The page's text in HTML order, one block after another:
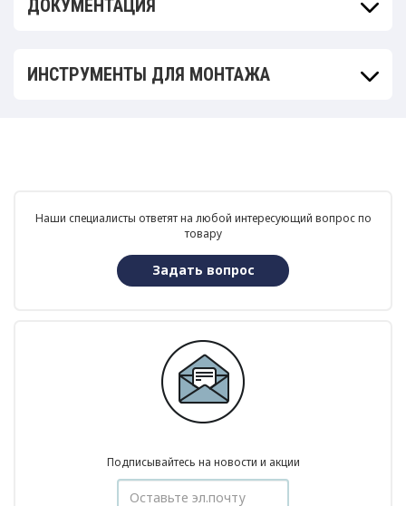
ДОКУМЕНТАЦИЯ
ИНСТРУМЕНТЫ ДЛЯ МОНТАЖА
Наши специалисты ответят на любой интересующий вопрос по
товару
Задать вопрос
Подписывайтесь на новости и акции